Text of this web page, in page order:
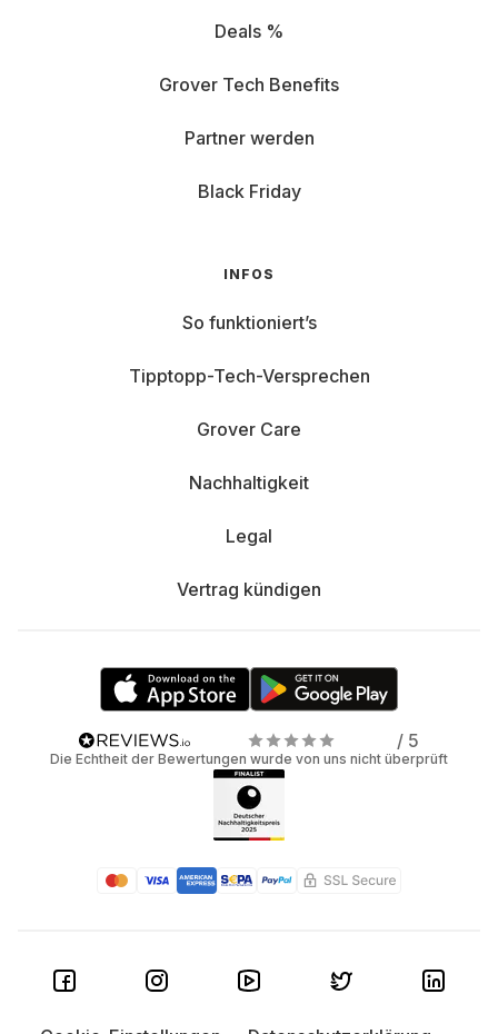
Deals %
Grover Tech Benefits
Partner werden
Black Friday
INFOS
So funktioniert’s
Tipptopp-Tech-Versprechen
Grover Care
Nachhaltigkeit
Legal
Vertrag kündigen
/ 5
Die Echtheit der Bewertungen wurde von uns nicht überprüft